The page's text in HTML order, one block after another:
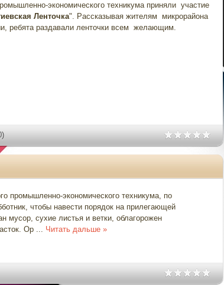
экономического техникума приняли участие
Ленточка". Рассказывая жителям микрорайона
ребята раздавали ленточки всем желающим.
промышленно-экономического техникума, по
чтобы навести порядок на прилегающей
мусор, сухие листья и ветки, облагорожен
Ор ... Читать дальше »